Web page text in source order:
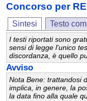
Concorso per
Sintesi Testo
I testi riportati sono
sensi di legge l'unico
discordanza, è quello
Avviso
Nota Bene: trattandosi
implica, in genere, la
la data fino alla quale